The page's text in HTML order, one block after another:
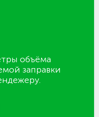
объёма
заправки